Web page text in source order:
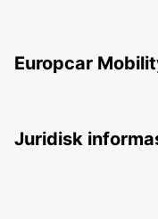
Europcar
Juridisk